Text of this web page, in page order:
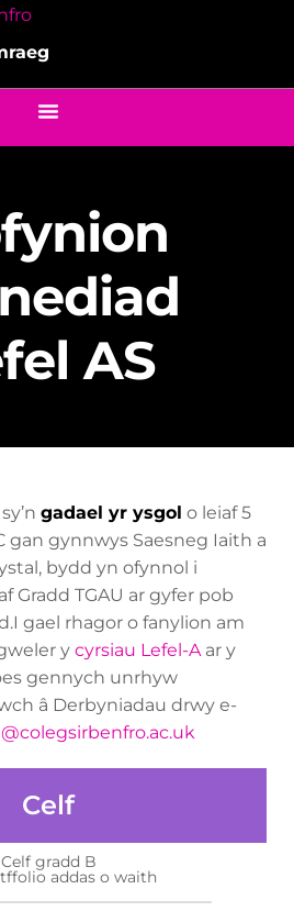
AS
gadael yr ysgol o leiaf 5
gan gynnwys Saesneg Iaith a
bydd yn ofynnol i
Gradd TGAU ar gyfer pob
gael rhagor o fanylion am
y cyrsiau Lefel-A ar y
gennych unrhyw
â Derbyniadau drwy e-
Celf
Celf gradd B
addas o waith